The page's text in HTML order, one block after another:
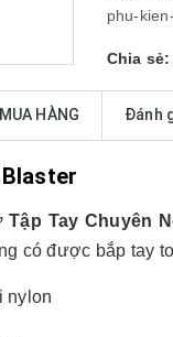
phu-
Chia sẻ:
HÀNG Đánh
Tập Tay Chuyên
có được bắp tay
nylon